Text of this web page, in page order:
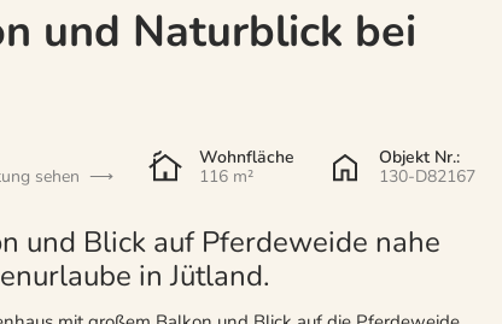
und Naturblick bei
sehen
Wohnfläche
116 m²
Objekt Nr.:
130-D82167
und Blick auf Pferdeweide nahe
in Jütland.